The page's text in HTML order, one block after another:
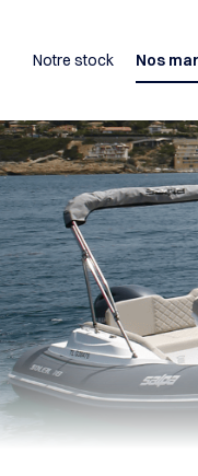
Notre stock Nos